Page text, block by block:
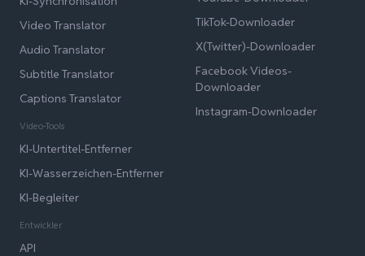
Video Translator
Audio Translator
Subtitle Translator
Captions Translator
Video-Tools
KI-Untertitel-Entferner
KI-Wasserzeichen-Entferner
KI-Begleiter
Entwickler
API
TikTok-Downloader
X(Twitter)-Downloader
Facebook Videos-
Downloader
Instagram-Downloader